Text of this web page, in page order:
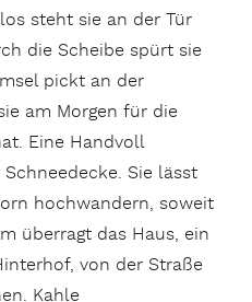
steht sie an der Tür
die Scheibe spürt sie
pickt an der
am Morgen für die
Eine Handvoll
Sie lässt
hochwandern, soweit
überragt das Haus, ein
von der Straße
Kahle